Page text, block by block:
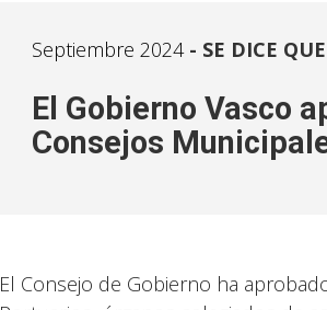
Septiembre 2024 SE DICE
El Gobierno Vasco
Consejos
El Consejo de Gobierno ha